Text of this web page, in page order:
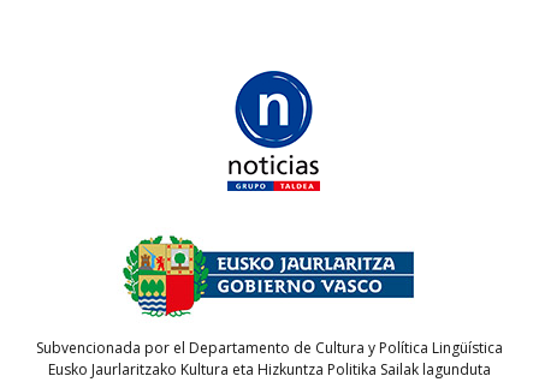
Subvencionada por el Departamento de Cultura y Política Lingüística
Eusko Jaurlaritzako Kultura eta Hizkuntza Politika Sailak lagunduta